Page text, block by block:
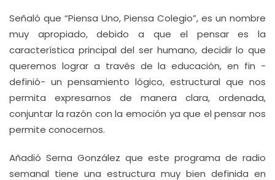
Señaló que “Piensa Uno, Piensa Colegio”, es un nombre
muy apropiado, debido a que el pensar es la
característica principal del ser humano, decidir lo que
queremos lograr a través de la educación, en fin -
definió- un pensamiento lógico, estructural que nos
permita expresarnos de manera clara, ordenada,
conjuntar la razón con la emoción ya que el pensar nos
permite conocernos.
Añadió Serna González que este programa de radio
semanal tiene una estructura muy bien definida en